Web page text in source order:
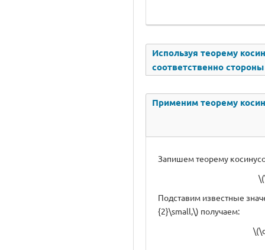
Используя теорему
соответственно
Применим теорему
Запишем теорему
Подставим известные
{2}\small,\) получаем: